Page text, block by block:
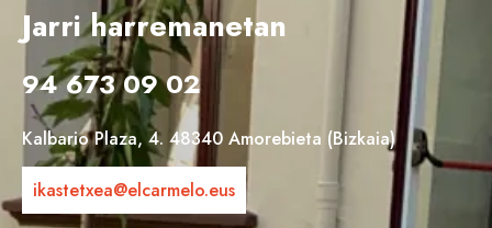
Jarri harremanetan
94 673 09 02
Kalbario Plaza, 4. 48340 Amorebieta (Bizkaia)
ikastetxea@elcarmelo.eus